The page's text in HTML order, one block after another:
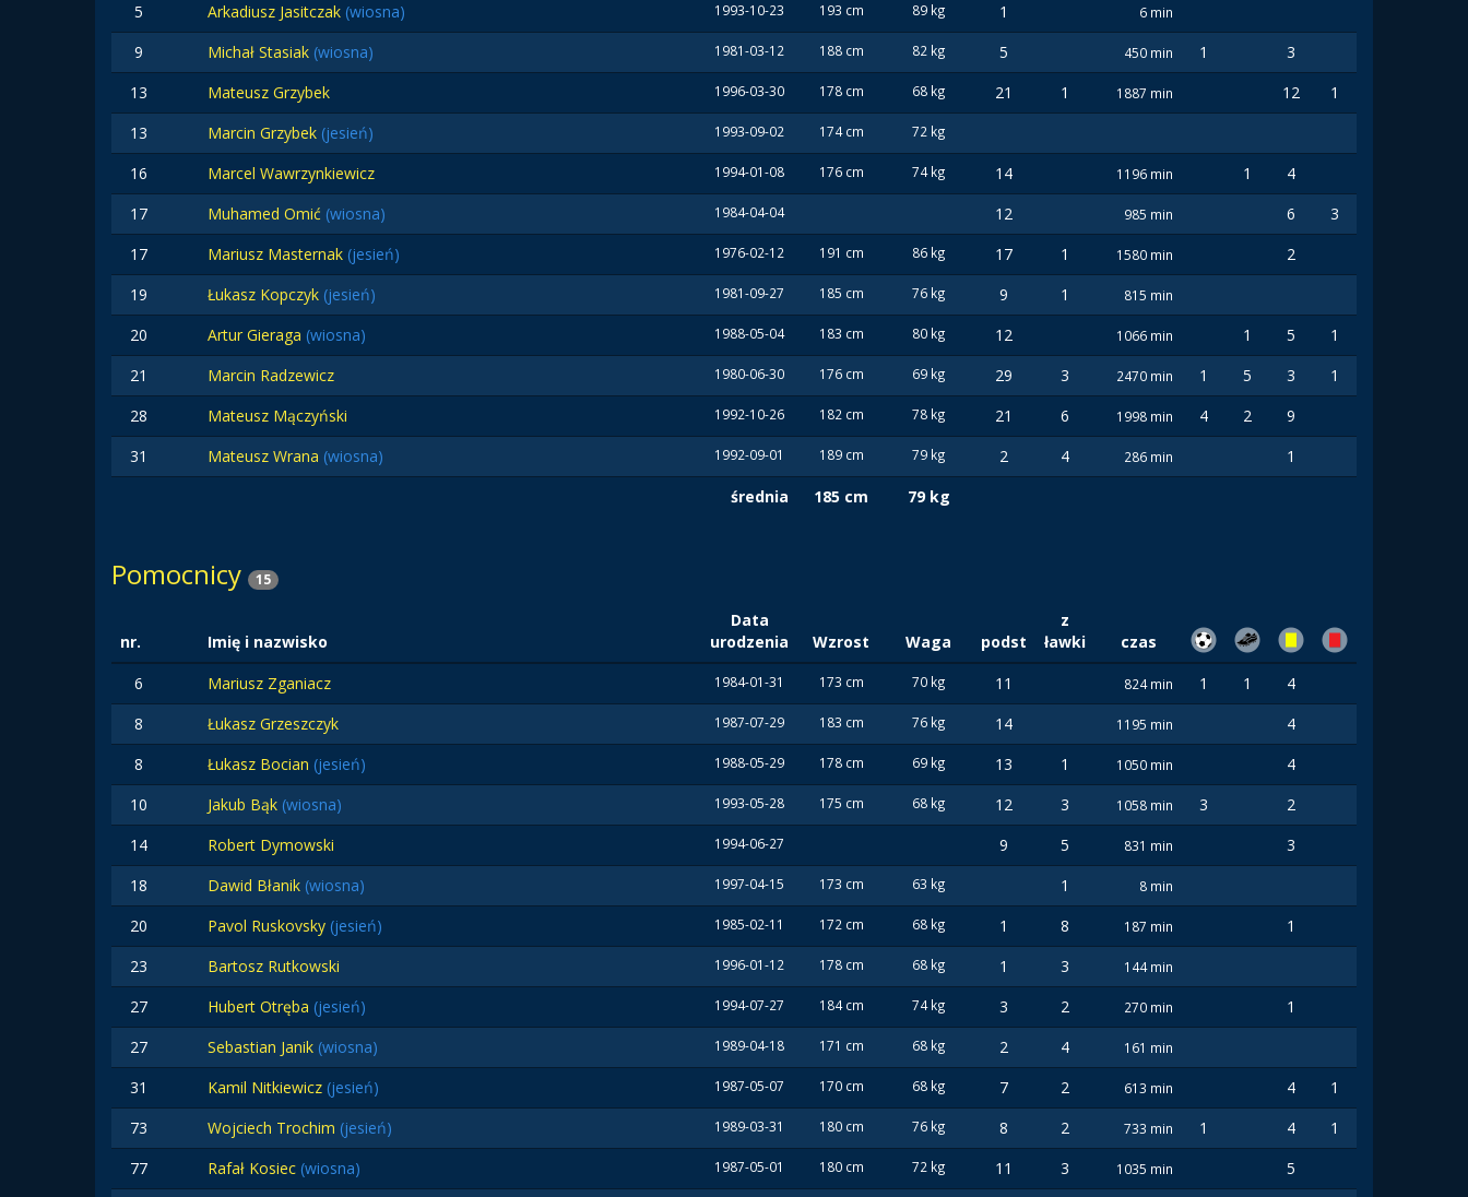
5
Arkadiusz Jasitczak (wiosna) 1993-10-23 193 cm 89 kg 1 6 min
9 Michał Stasiak (wiosna) 1981-03-12 188 cm 82 kg 5 450 min 1
3
13
Mateusz Grzybek 1996-03-30 178 cm 68 kg 21 1 1887 min 12
1
13
Marcin Grzybek (jesień) 1993-09-02 174 cm 72 kg
16 Marcel Wawrzynkiewicz 1994-01-08 176 cm 74 kg 14 1196 min 1
4
17
Muhamed Omić (wiosna) 1984-04-04 12 985 min 6
3
17
Mariusz Masternak (jesień) 1976-02-12 191 cm 86 kg 17 1 1580 min
2
19
Łukasz Kopczyk (jesień) 1981-09-27 185 cm 76 kg 9 1 815 min
20 Artur Gieraga (wiosna) 1988-05-04 183 cm 80 kg 12 1066 min 1 5
1
21
Marcin Radzewicz 1980-06-30 176 cm 69 kg 29 3 2470 min 1 5 3
1
28
Mateusz Mączyński 1992-10-26 182 cm 78 kg 21 6 1998 min 4 2
9
31
Mateusz Wrana (wiosna) 1992-09-01 189 cm 79 kg 2 4 286 min
1
średnia
185 cm 79 kg
Pomocnicy 15
nr. Imię i nazwisko
Data
urodzenia
Wzrost Waga podst
z
ławki
czas
6
Mariusz Zganiacz 1984-01-31 173 cm 70 kg 11 824 min 1 1
4
8
Łukasz Grzeszczyk 1987-07-29 183 cm 76 kg 14 1195 min
4
8
Łukasz Bocian (jesień) 1988-05-29 178 cm 69 kg 13 1 1050 min
4
10
Jakub Bąk (wiosna) 1993-05-28 175 cm 68 kg 12 3 1058 min 3
2
14
Robert Dymowski 1994-06-27 9 5 831 min
3
18
Dawid Błanik (wiosna) 1997-04-15 173 cm 63 kg 1 8 min
20 Pavol Ruskovsky (jesień) 1985-02-11 172 cm 68 kg 1 8 187 min
1
23
Bartosz Rutkowski 1996-01-12 178 cm 68 kg 1 3 144 min
27 Hubert Otręba (jesień) 1994-07-27 184 cm 74 kg 3 2 270 min
1
27
Sebastian Janik (wiosna) 1989-04-18 171 cm 68 kg 2 4 161 min
31 Kamil Nitkiewicz (jesień) 1987-05-07 170 cm 68 kg 7 2 613 min 4
1
73
Wojciech Trochim (jesień) 1989-03-31 180 cm 76 kg 8 2 733 min 1 4
1
77
Rafał Kosiec (wiosna) 1987-05-01 180 cm 72 kg 11 3 1035 min
5